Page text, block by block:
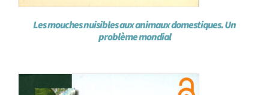
Les mouches nuisibles aux animaux domestiques. Un
problème mondial